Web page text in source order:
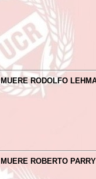
MUERE RODOLFO
MUERE ROBERTO PARRY